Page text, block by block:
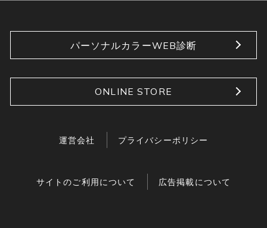
パーソナルカラーWEB診断
ONLINE STORE
運営会社 プライバシーポリシー
サイトのご利用について 広告掲載について